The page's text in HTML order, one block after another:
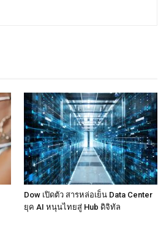
Dow เปิดตัว สารหล่อเย็น Data Center
ยุค AI หนุนไทยสู่ Hub ดิจิทัล